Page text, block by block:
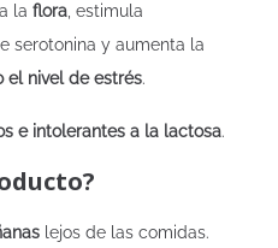
la flora , estimula
serotonina y aumenta la
el nivel de estrés.
e intolerantes a la lactosa.
lejos de las comidas.